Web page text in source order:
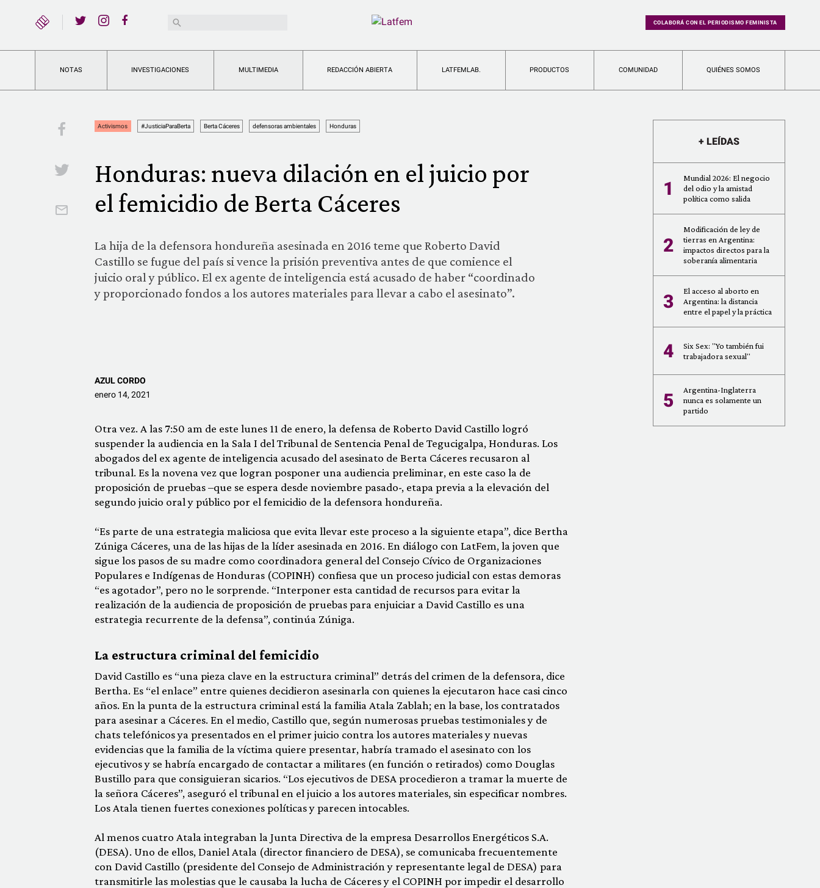
YouTubeBuscar: COLABORÁ CON EL PERIODISMO FEMINISTA
NOTAS INVESTIGACIONES MULTIMEDIA REDACCIÓN ABIERTA LATFEMLAB. PRODUCTOS COMUNIDAD QUIÉNES SOMOS
Facebook
Twitter
Email
Activismos #JusticiaParaBerta Berta Cáceres defensoras ambientales Honduras
Honduras: nueva dilación en el juicio por
el femicidio de Berta Cáceres
La hija de la defensora hondureña asesinada en 2016 teme que Roberto David
Castillo se fugue del país si vence la prisión preventiva antes de que comience el
juicio oral y público. El ex agente de inteligencia está acusado de haber “coordinado
y proporcionado fondos a los autores materiales para llevar a cabo el asesinato”.
AZUL CORDO
enero 14, 2021
Otra vez. A las 7:50 am de este lunes 11 de enero, la defensa de Roberto David Castillo logró
suspender la audiencia en la Sala I del Tribunal de Sentencia Penal de Tegucigalpa, Honduras. Los
abogados del ex agente de inteligencia acusado del asesinato de Berta Cáceres recusaron al
tribunal. Es la novena vez que logran posponer una audiencia preliminar, en este caso la de
proposición de pruebas –que se espera desde noviembre pasado-, etapa previa a la elevación del
segundo juicio oral y público por el femicidio de la defensora hondureña.
“Es parte de una estrategia maliciosa que evita llevar este proceso a la siguiente etapa”, dice Bertha
Zúniga Cáceres, una de las hijas de la líder asesinada en 2016. En diálogo con LatFem, la joven que
sigue los pasos de su madre como coordinadora general del Consejo Cívico de Organizaciones
Populares e Indígenas de Honduras (COPINH) confiesa que un proceso judicial con estas demoras
“es agotador”, pero no le sorprende. “Interponer esta cantidad de recursos para evitar la
realización de la audiencia de proposición de pruebas para enjuiciar a David Castillo es una
estrategia recurrente de la defensa”, continúa Zúniga.
La estructura criminal del femicidio
David Castillo es “una pieza clave en la estructura criminal” detrás del crimen de la defensora, dice
Bertha. Es “el enlace” entre quienes decidieron asesinarla con quienes la ejecutaron hace casi cinco
años. En la punta de la estructura criminal está la familia Atala Zablah; en la base, los contratados
para asesinar a Cáceres. En el medio, Castillo que, según numerosas pruebas testimoniales y de
chats telefónicos ya presentados en el primer juicio contra los autores materiales y nuevas
evidencias que la familia de la víctima quiere presentar, habría tramado el asesinato con los
ejecutivos y se habría encargado de contactar a militares (en función o retirados) como Douglas
Bustillo para que consiguieran sicarios. “Los ejecutivos de DESA procedieron a tramar la muerte de
la señora Cáceres”, aseguró el tribunal en el juicio a los autores materiales, sin especificar nombres.
Los Atala tienen fuertes conexiones políticas y parecen intocables.
Al menos cuatro Atala integraban la Junta Directiva de la empresa Desarrollos Energéticos S.A.
(DESA). Uno de ellos, Daniel Atala (director financiero de DESA), se comunicaba frecuentemente
con David Castillo (presidente del Consejo de Administración y representante legal de DESA) para
transmitirle las molestias que le causaba la lucha de Cáceres y el COPINH por impedir el desarrollo
+ LEÍDAS
1
Mundial 2026: El negocio
del odio y la amistad
política como salida
2
Modificación de ley de
tierras en Argentina:
impactos directos para la
soberanía alimentaria
3
El acceso al aborto en
Argentina: la distancia
entre el papel y la práctica
4
Six Sex: "Yo también fui
trabajadora sexual"
5
Argentina-Inglaterra
nunca es solamente un
partido